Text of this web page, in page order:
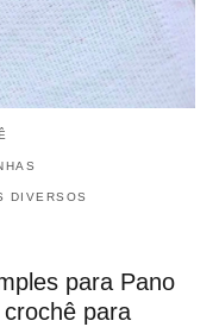
DIVERSOS
para Pano
para